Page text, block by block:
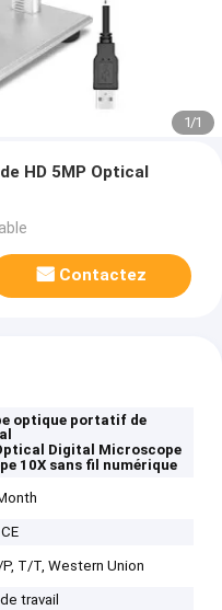
1/1
HD 5MP Optical
Contactez
optique portatif de
Digital Microscope
10X sans fil numérique
T/T, Western Union
travail